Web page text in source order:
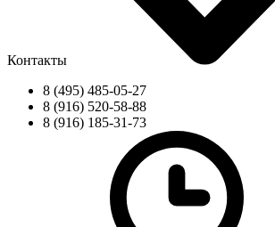
Контакты
8 (495) 485-05-27
8 (916) 520-58-88
8 (916) 185-31-73